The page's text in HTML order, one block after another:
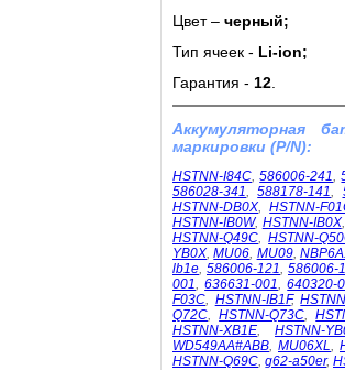
Цвет – черный;
Тип ячеек - Li-ion;
Гарантия - 12
Аккумуляторная
маркировки (P/N):
HSTNN-I84C,586006-241,
586028-341,588178-141,
HSTNN-DB0X,HSTNN-
HSTNN-IB0W, HSTNN-IB0X
HSTNN-Q49C,HSTNN-
YB0X,MU06, MU09,
lb1e, 586006-121, 586006-
001,636631-001,640320-
F03C, HSTNN-IB1F,
Q72C,HSTNN-Q73C,
HSTNN-XB1E, HSTNN-
WD549AA#ABB, MU06XL,
HSTNN-Q69C, g62-a50er,